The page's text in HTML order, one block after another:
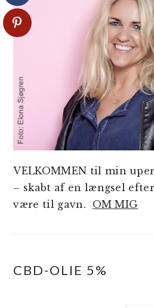
VELKOMMEN til min
– skabt af en længsel
være til gavn. OM MIG
CBD-OLIE 5%